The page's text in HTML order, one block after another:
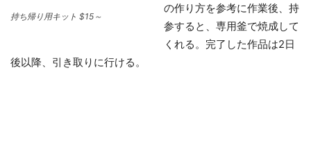
持ち帰り用キット $15～
の作り方を参考に作業後、持
参すると、専用釜で焼成して
くれる。完了した作品は2日
後以降、引き取りに行ける。